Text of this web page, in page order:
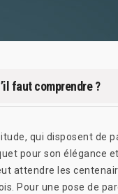
faut comprendre ?
qui disposent de
pour son élégance
attendre les
Pour une pose de